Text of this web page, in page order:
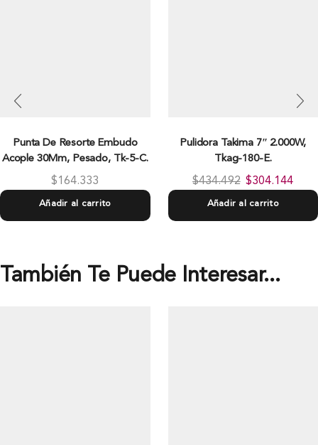
Punta De Resorte Embudo
Acople 30Mm, Pesado, Tk-5-C.
$164.333
Añadir al carrito
Pulidora Takima 7″ 2.000W,
Tkag-180-E.
$434.492 $304.144
Añadir al carrito
También Te Puede Interesar...